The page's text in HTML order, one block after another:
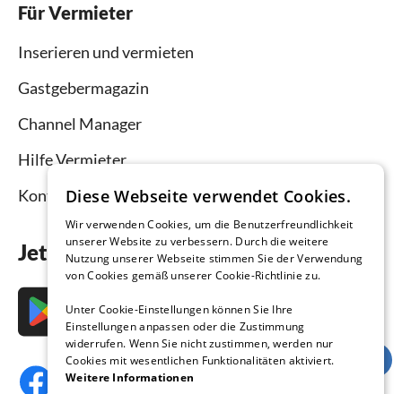
Für Vermieter
Inserieren und vermieten
Gastgebermagazin
Channel Manager
Hilfe Vermieter
Kontakt
Jetzt die App downloaden
Diese Webseite verwendet Cookies.
Wir verwenden Cookies, um die Benutzerfreundlichkeit
unserer Website zu verbessern. Durch die weitere
Nutzung unserer Webseite stimmen Sie der Verwendung
von Cookies gemäß unserer Cookie-Richtlinie zu.
Unter Cookie-Einstellungen können Sie Ihre
Einstellungen anpassen oder die Zustimmung
widerrufen. Wenn Sie nicht zustimmen, werden nur
Cookies mit wesentlichen Funktionalitäten aktiviert.
Weitere Informationen